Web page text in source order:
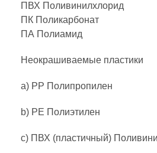
ПВХ Поливинилхлорид
ПК Поликарбонат
ПА Полиамид
Неокрашиваемые пластики
a) PP Полипропилен
b) PE Полиэтилен
c) ПВХ (пластичный)